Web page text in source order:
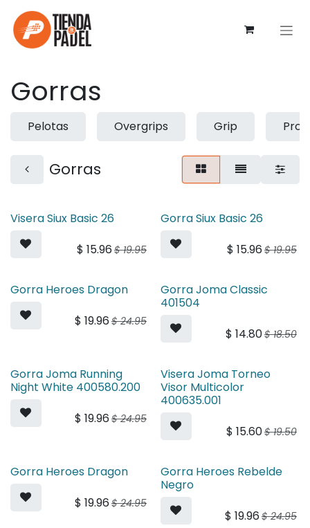
Ir al contenido
Gorras
Pelotas Overgrips Grip
Gorras
Visera Siux Basic 26
$ 15.96 $19.95
Gorra Siux Basic 26
$ 15.96 $19.95
Gorra Heroes Dragon
$ 19.96 $24.95
Gorra Joma Classic
401504
$ 14.80$18.50
Gorra Joma Running
Night White 400580.200
$ 19.96 $24.95
Visera Joma Torneo
Visor Multicolor
400635.001
$ 15.60$19.50
Gorra Heroes Dragon
$ 19.96 $24.95
Gorra Heroes Rebelde
Negro
$ 19.96 $24.95